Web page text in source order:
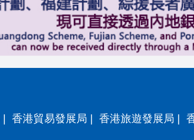
香港貿易發展局 香港旅遊發展局